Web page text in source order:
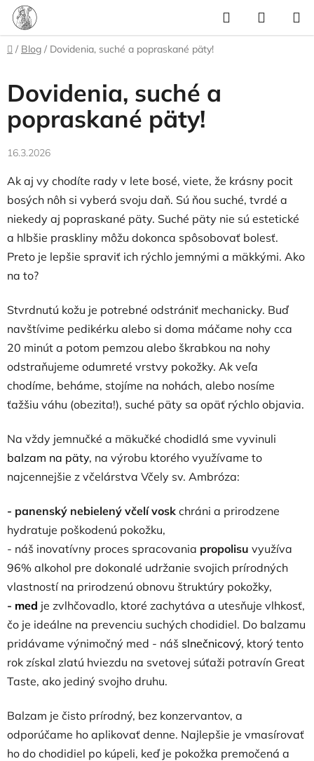
Prejsť
obsah
Hľadať
KOŠÍK
Domov
/ Blog / Dovidenia, suché a popraskané päty!
Dovidenia, suché a
popraskané päty!
16.3.2026
Ak aj vy chodíte rady v lete bosé, viete, že krásny pocit
bosých nôh si vyberá svoju daň. Sú ňou suché, tvrdé a
niekedy aj popraskané päty. Suché päty nie sú estetické
a hlbšie praskliny môžu dokonca spôsobovať bolesť.
Preto je lepšie spraviť ich rýchlo jemnými a mäkkými. Ako
na to?
Stvrdnutú kožu je potrebné odstrániť mechanicky. Buď
navštívime pedikérku alebo si doma máčame nohy cca
20 minút a potom pemzou alebo škrabkou na nohy
odstraňujeme odumreté vrstvy pokožky. Ak veľa
chodíme, beháme, stojíme na nohách, alebo nosíme
ťažšiu váhu (obezita!), suché päty sa opäť rýchlo objavia.
Na vždy jemnučké a mäkučké chodidlá sme vyvinuli
balzam na päty, na výrobu ktorého využívame to
najcennejšie z včelárstva Včely sv. Ambróza:
- panenský nebielený včelí vosk chráni a prirodzene
hydratuje poškodenú pokožku,
- náš inovatívny proces spracovania propolisu využíva
96% alkohol pre dokonalé udržanie svojich prírodných
vlastností na prirodzenú obnovu štruktúry pokožky,
- med je zvlhčovadlo, ktoré zachytáva a utesňuje vlhkosť,
čo je ideálne na prevenciu suchých chodidiel. Do balzamu
pridávame výnimočný med - náš slnečnicový, ktorý tento
rok získal zlatú hviezdu na svetovej súťaži potravín Great
Taste, ako jediný svojho druhu.
Balzam je čisto prírodný, bez konzervantov, a
odporúčame ho aplikovať denne. Najlepšie je vmasírovať
ho do chodidiel po kúpeli, keď je pokožka premočená a